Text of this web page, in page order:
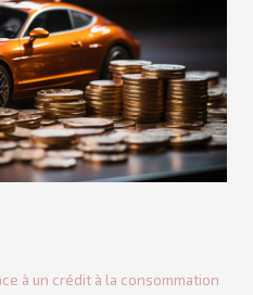
à un crédit à la consommation